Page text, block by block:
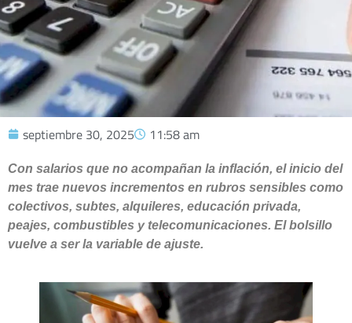
septiembre 30, 2025 11:58 am
Con salarios que no acompañan la inflación, el inicio del
mes trae nuevos incrementos en rubros sensibles como
colectivos, subtes, alquileres, educación privada,
peajes, combustibles y telecomunicaciones. El bolsillo
vuelve a ser la variable de ajuste.